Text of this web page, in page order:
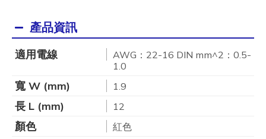
產品資訊
適用電線
AWG：22-16 DIN mm^2：0.5-
1.0
寬 W (mm) 1.9
長 L (mm) 12
顏色 紅色